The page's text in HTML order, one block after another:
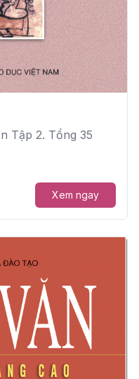
Tập 2. Tổng 35
Xem ngay